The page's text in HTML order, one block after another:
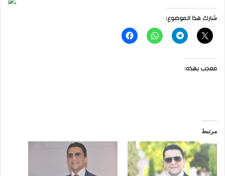
شارك هذا الموضوع:
معجب بهذه:
مرتبط